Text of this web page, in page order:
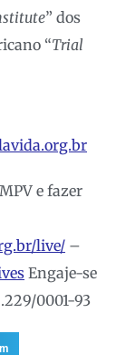
” dos
“Trial
e fazer
live/ –
Engaje-se
0001-93